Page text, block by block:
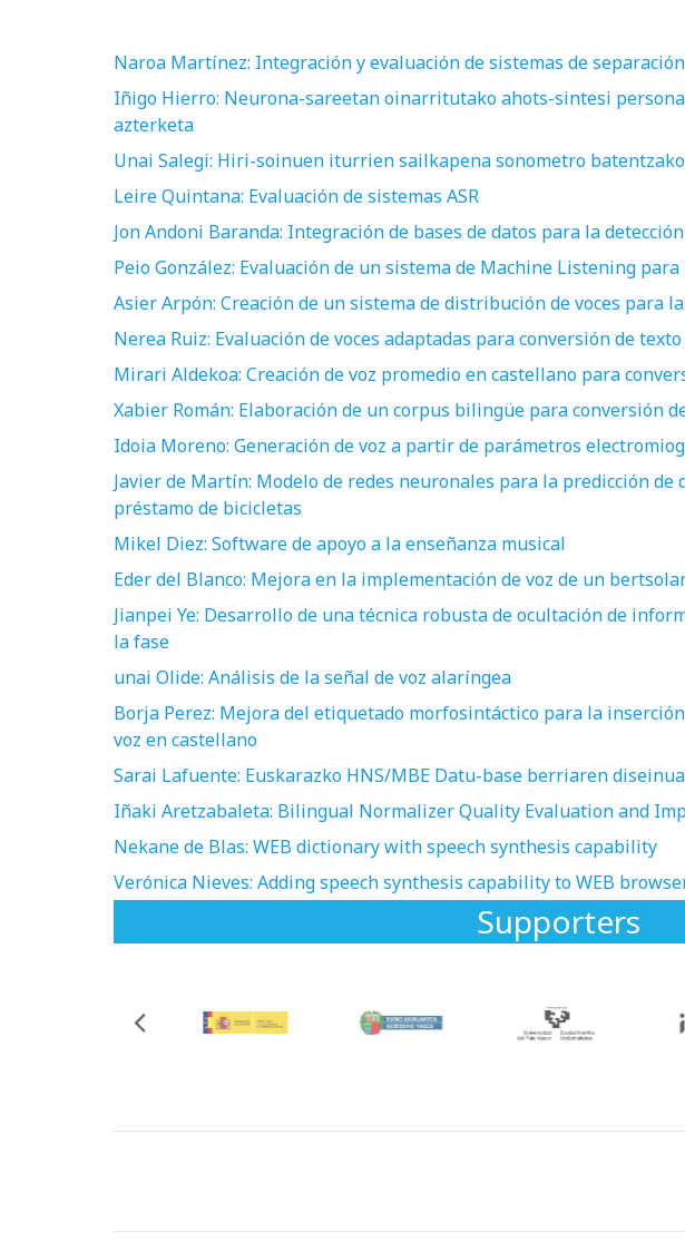
Naroa Martínez: Integración y evaluación de sistemas de
Iñigo Hierro: Neurona-sareetan oinarritutako ahots-sintesi
azterketa
Unai Salegi: Hiri-soinuen iturrien sailkapena sonometro
Leire Quintana: Evaluación de sistemas ASR
Jon Andoni Baranda: Integración de bases de datos para la
Peio González: Evaluación de un sistema de Machine Listening
Asier Arpón: Creación de un sistema de distribución de voces para
Nerea Ruiz: Evaluación de voces adaptadas para conversión de texto
Mirari Aldekoa: Creación de voz promedio en castellano para
Xabier Román: Elaboración de un corpus bilingüe para conversión
Idoia Moreno: Generación de voz a partir de parámetros
Javier de Martín: Modelo de redes neuronales para la predicción
préstamo de bicicletas
Mikel Diez: Software de apoyo a la enseñanza musical
Eder del Blanco: Mejora en la implementación de voz de un
Jianpei Ye: Desarrollo de una técnica robusta de ocultación de
la fase
unai Olide: Análisis de la señal de voz alaríngea
Borja Perez: Mejora del etiquetado morfosintáctico para la
voz en castellano
Sarai Lafuente: Euskarazko HNS/MBE Datu-base berriaren diseinua
Iñaki Aretzabaleta: Bilingual Normalizer Quality Evaluation and
Nekane de Blas: WEB dictionary with speech synthesis capability
Verónica Nieves: Adding speech synthesis capability to WEB
Supporters